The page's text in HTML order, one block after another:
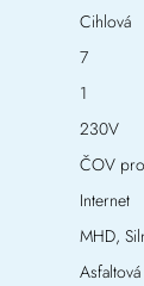
Cihlová
7
1
230V
ČOV
Internet
MHD,
Asfaltová